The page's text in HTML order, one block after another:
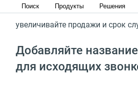
Поиск Продукты Решения
От 20%
увеличивайте продажи и срок
Добавляйте
для исходящих